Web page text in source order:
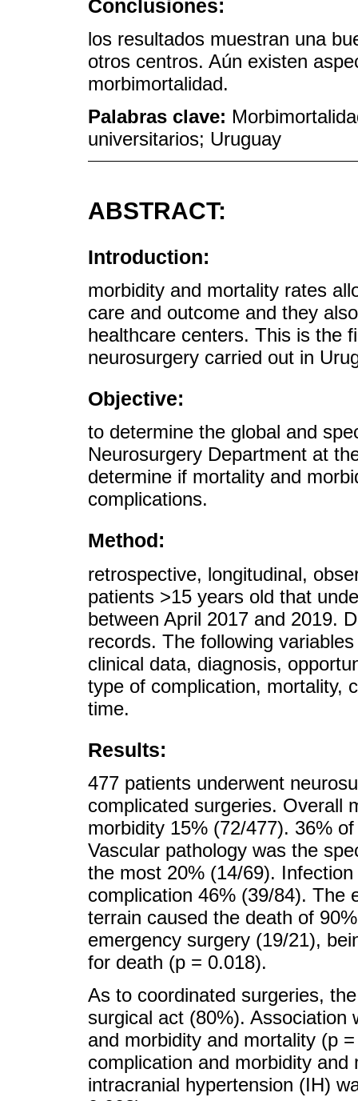
Conclusiones:
los resultados muestran una
otros centros. Aún existen
morbimortalidad.
Palabras clave:
universitarios; Uruguay
ABSTRACT:
Introduction:
morbidity and mortality rates
care and outcome and they
healthcare centers. This is the
neurosurgery carried out in
Objective:
to determine the global and
Neurosurgery Department at
determine if mortality and
complications.
Method:
retrospective, longitudinal,
patients >15 years old that
between April 2017 and 2019.
records. The following
clinical data, diagnosis,
type of complication, mortality,
time.
Results:
477 patients underwent
complicated surgeries. Overall
morbidity 15% (72/477). 36%
Vascular pathology was the
the most 20% (14/69).
complication 46% (39/84). The
terrain caused the death of
emergency surgery (19/21),
for death (p = 0.018).
As to coordinated surgeries,
surgical act (80%). Association
and morbidity and mortality (p
complication and morbidity
intracranial hypertension (IH)